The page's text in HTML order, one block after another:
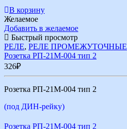
В корзину
Желаемое
Добавить в желаемое
Быстрый просмотр
РЕЛЕ, РЕЛЕ ПРОМЕЖУТОЧНЫЕ
Розетка РП-21М-004 тип 2
326₽
Розетка РП-21М-004 тип 2
(под ДИН-рейку)
Розетка РП-21М-004 тип 2